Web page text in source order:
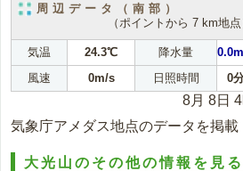
周辺データ（南部）
（ポイントから 7 km地点
気温 24.3℃ 降水量
風速
0m/s 日照時間 0
8月 8日
気象庁アメダス地点のデータを掲載
大光山のその他の情報を見